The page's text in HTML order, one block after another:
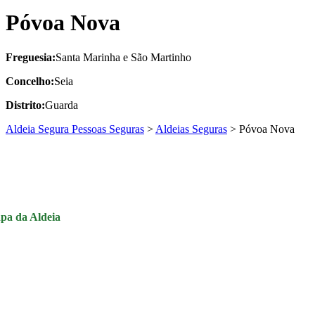
Póvoa Nova
Freguesia:Santa Marinha e São Martinho
Concelho:Seia
Distrito:Guarda
Aldeia Segura Pessoas Seguras > Aldeias Seguras > Póvoa Nova
da Aldeia